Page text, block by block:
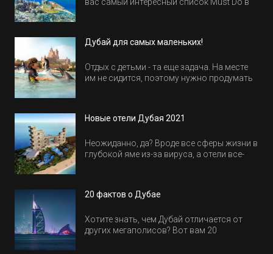
Дубай для самых маленьких!
Отдых с детьми - та еще задача. На месте
им не сидится, поэтому нужно продумать
Новые отели Дубая 2021
Неожиданно, да? Вроде все сферы жизни в
глубокой яме из-за вируса, а отели все-
обычно на первые заезды дают промо-
20 фактов о Дубае
Хотите знать, чем Дубай отличается от
других мегаполисов? Вот вам 20